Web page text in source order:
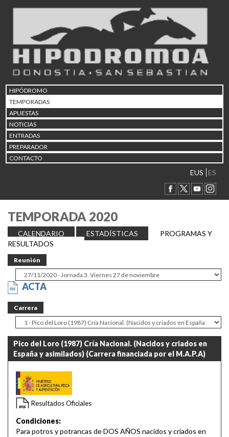
HIPÓDROMO
TEMPORADAS
APUESTAS
NOTICIAS
ENTRADAS
PREPARADOR
CONTACTO
EUS ES
TEMPORADA 2020
CALENDARIO ESTADÍSTICAS
PROGRAMAS Y
RESULTADOS
Reunión
ACTA
Carrera
Pico del Loro (1987) Cría Nacional. (Nacidos y criados en
España y asimilados) (Carrera financiada por el M.A.P.A)
14:45
Resultados Oficiales
Condiciones:
Para potros y potrancas de DOS AÑOS nacidos y criados en